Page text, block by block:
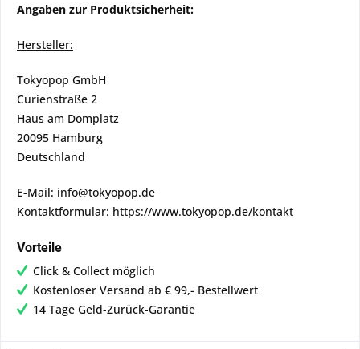
Angaben zur Produktsicherheit:
Hersteller:
Tokyopop GmbH
Curienstraße 2
Haus am Domplatz
20095 Hamburg
Deutschland
E-Mail: info@tokyopop.de
Kontaktformular: https://www.tokyopop.de/kontakt
Vorteile
Click & Collect möglich
Kostenloser Versand ab € 99,- Bestellwert
14 Tage Geld-Zurück-Garantie